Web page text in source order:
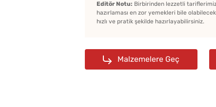
Editör Notu: Birbirinden lezzetli
hazırlaması en zor yemekleri bile
hızlı ve pratik şekilde hazırlayabilirsiniz.
Malzemelere Geç